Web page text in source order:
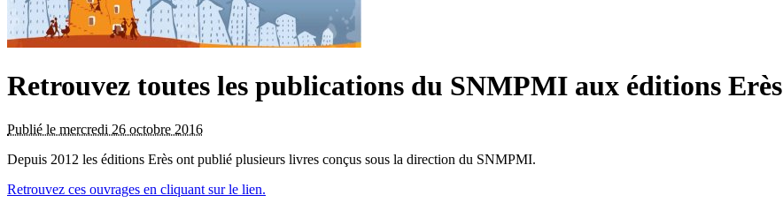
Retrouvez toutes les publications du SNMPMI aux éditions Erès
Publié le mercredi 26 octobre 2016
Depuis 2012 les éditions Erès ont publié plusieurs livres conçus sous la direction du SNMPMI.
Retrouvez ces ouvrages en cliquant sur le lien.